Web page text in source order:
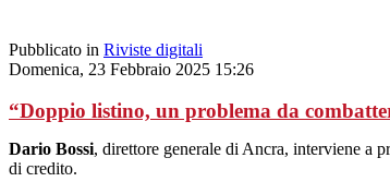
Pubblicato in Riviste digitali
Domenica, 23 Febbraio 2025 15:26
“Doppio listino, un problema da
Dario Bossi, direttore generale di Ancra, interviene a
di credito.